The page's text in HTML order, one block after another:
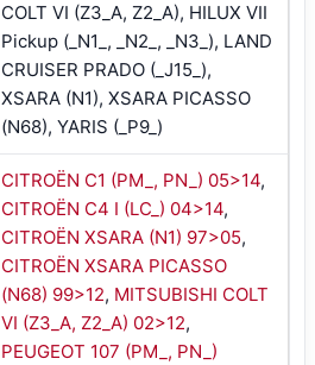
COLT VI (Z3_A, Z2_A), HILUX VII
Pickup (_N1_, _N2_, _N3_), LAND
CRUISER PRADO (_J15_),
XSARA (N1), XSARA PICASSO
(N68), YARIS (_P9_)
CITROËN C1 (PM_, PN_) 05>14,
CITROËN C4 I (LC_) 04>14,
CITROËN XSARA (N1) 97>05,
CITROËN XSARA PICASSO
(N68) 99>12, MITSUBISHI COLT
VI (Z3_A, Z2_A) 02>12,
PEUGEOT 107 (PM_, PN_)